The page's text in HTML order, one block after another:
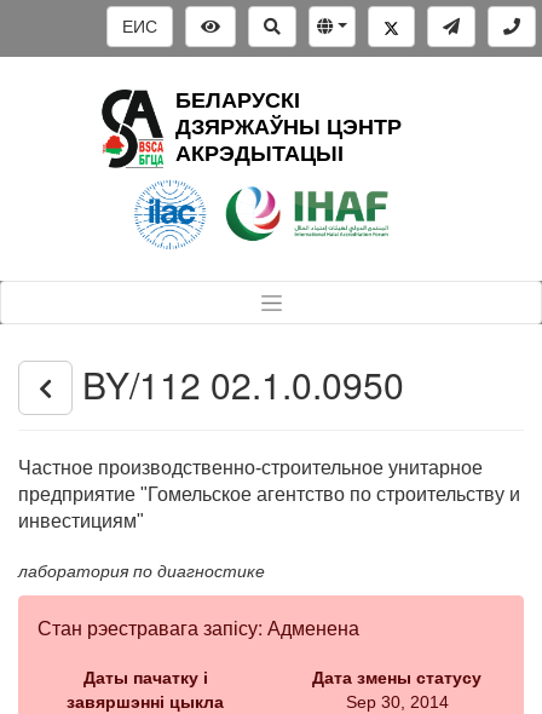
ЕИС
БЕЛАРУСКІ
ДЗЯРЖАЎНЫ ЦЭНТР
АКРЭДЫТАЦЫІ
BY/112 02.1.0.0950
Частное производственно-строительное унитарное
предприятие "Гомельское агентство по строительству и
инвестициям"
лаборатория по диагностике
Стан рэестравага запісу: Адменена
Даты пачатку і
завяршэнні цыкла
Дата змены статусу
Sep 30, 2014